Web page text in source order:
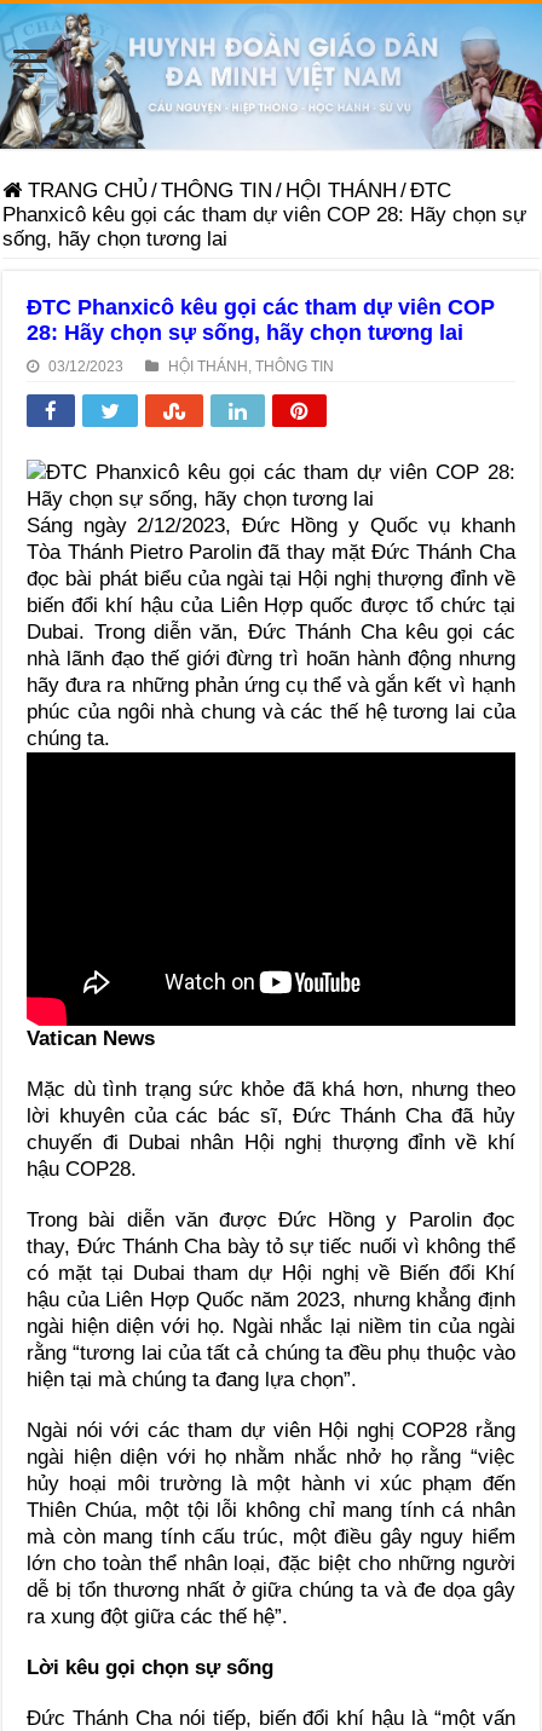
TRANG CHỦ /THÔNG TIN / HỘI THÁNH /ĐTC
Phanxicô kêu gọi các tham dự viên COP 28: Hãy chọn sự
sống, hãy chọn tương lai
ĐTC Phanxicô kêu gọi các tham dự viên COP
28: Hãy chọn sự sống, hãy chọn tương lai
03/12/2023 HỘI THÁNH ,THÔNG TIN
Sáng ngày 2/12/2023, Đức Hồng y Quốc vụ khanh
Tòa Thánh Pietro Parolin đã thay mặt Đức Thánh Cha
đọc bài phát biểu của ngài tại Hội nghị thượng đỉnh về
biến đổi khí hậu của Liên Hợp quốc được tổ chức tại
Dubai. Trong diễn văn, Đức Thánh Cha kêu gọi các
nhà lãnh đạo thế giới đừng trì hoãn hành động nhưng
hãy đưa ra những phản ứng cụ thể và gắn kết vì hạnh
phúc của ngôi nhà chung và các thế hệ tương lai của
chúng ta.
Vatican News
Mặc dù tình trạng sức khỏe đã khá hơn, nhưng theo
lời khuyên của các bác sĩ, Đức Thánh Cha đã hủy
chuyến đi Dubai nhân Hội nghị thượng đỉnh về khí
hậu COP28.
Trong bài diễn văn được Đức Hồng y Parolin đọc
thay, Đức Thánh Cha bày tỏ sự tiếc nuối vì không thể
có mặt tại Dubai tham dự Hội nghị về Biến đổi Khí
hậu của Liên Hợp Quốc năm 2023, nhưng khẳng định
ngài hiện diện với họ. Ngài nhắc lại niềm tin của ngài
rằng “tương lai của tất cả chúng ta đều phụ thuộc vào
hiện tại mà chúng ta đang lựa chọn”.
Ngài nói với các tham dự viên Hội nghị COP28 rằng
ngài hiện diện với họ nhằm nhắc nhở họ rằng “việc
hủy hoại môi trường là một hành vi xúc phạm đến
Thiên Chúa, một tội lỗi không chỉ mang tính cá nhân
mà còn mang tính cấu trúc, một điều gây nguy hiểm
lớn cho toàn thể nhân loại, đặc biệt cho những người
dễ bị tổn thương nhất ở giữa chúng ta và đe dọa gây
ra xung đột giữa các thế hệ”.
Lời kêu gọi chọn sự sống
Đức Thánh Cha nói tiếp, biến đổi khí hậu là “một vấn